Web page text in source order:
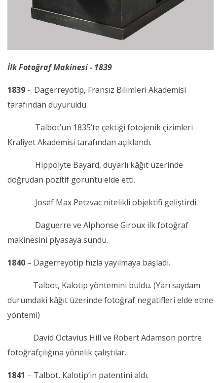
İlk Fotoğraf Makinesi - 1839
1839 - Dagerreyotip, Fransız Bilimleri Akademisi
tarafından duyuruldu.
Talbot’un 1835’te çektiği fotojenik çizimleri
Kraliyet Akademisi tarafından açıklandı.
Hippolyte Bayard, duyarlı kâğıt üzerinde
doğrudan pozitif görüntü elde etti.
Josef Max Petzvac nitelikli objektifi geliştirdi.
Daguerre ve Alphonse Giroux ilk fotoğraf
makinesini piyasaya sundu.
1840 – Dagerreyotip hızla yayılmaya başladı.
Talbot, Kalotip yöntemini buldu. (Yarı saydam
durumdaki kâğıt üzerinde fotoğraf negatifleri elde etme
yöntemi)
David Octavius Hill ve Robert Adamson portre
fotoğrafçılığına yönelik çalıştılar.
1841 – Talbot, Kalotip’in patentini aldı.